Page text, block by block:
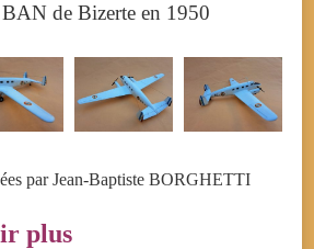
de Bizerte en 1950
par Jean-Baptiste BORGHETTI
plus